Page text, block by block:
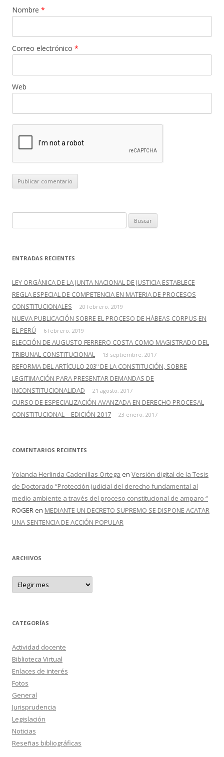
Nombre *
Correo electrónico *
Web
u
c
r
:
ENTRADAS RECIENTES
LEY ORGÁNICA DE LA JUNTA NACIONAL DE JUSTICIA ESTABLECE
REGLA ESPECIAL DE COMPETENCIA EN MATERIA DE PROCESOS
CONSTITUCIONALES
20 febrero, 2019
NUEVA PUBLICACIÓN SOBRE EL PROCESO DE HÁBEAS CORPUS EN
EL PERÚ
6 febrero, 2019
ELECCIÓN DE AUGUSTO FERRERO COSTA COMO MAGISTRADO DEL
TRIBUNAL CONSTITUCIONAL
13 septiembre, 2017
REFORMA DEL ARTÍCULO 203º DE LA CONSTITUCIÓN, SOBRE
LEGITIMACIÓN PARA PRESENTAR DEMANDAS DE
INCONSTITUCIONALIDAD
21 agosto, 2017
CURSO DE ESPECIALIZACIÓN AVANZADA EN DERECHO PROCESAL
CONSTITUCIONAL – EDICIÓN 2017
23 enero, 2017
COMENTARIOS RECIENTES
Yolanda Herlinda Cadenillas Ortega en Versión digital de la Tesis
de Doctorado “Protección judicial del derecho fundamental al
medio ambiente a través del proceso constitucional de amparo “
ROGER en MEDIANTE UN DECRETO SUPREMO SE DISPONE ACATAR
UNA SENTENCIA DE ACCIÓN POPULAR
ARCHIVOS
A
c
o
CATEGORÍAS
Actividad docente
Biblioteca Virtual
Enlaces de interés
Fotos
General
Jurisprudencia
Legislación
Noticias
Reseñas bibliográficas